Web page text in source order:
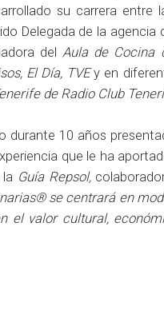
su carrera entre
Delegada de la
delAula de Cocina
El Día, TVEy en
de Radio Club
durante 10 años
que le ha
la Guía Repsol,
se centrará en
el valor cultural,